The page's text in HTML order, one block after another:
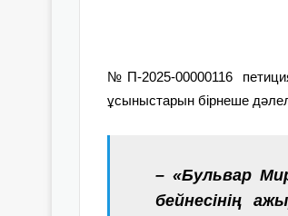
№П-2025-00000116
ұсыныстарын бірнеше
– «Бульвар
бейнесінің